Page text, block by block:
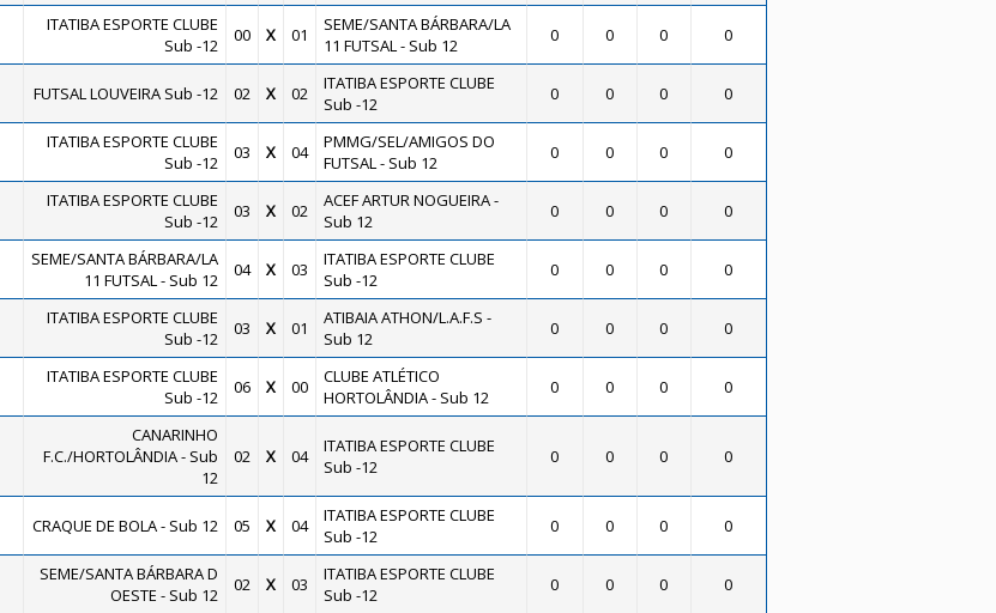
ITATIBA ESPORTE CLUBE
Sub -12
00 X 01
SEME/SANTA BÁRBARA/LA
11 FUTSAL - Sub 12
0 0 0 0
FUTSAL LOUVEIRA Sub -12 02 X 02
ITATIBA ESPORTE CLUBE
Sub -12
0 0 0 0
ITATIBA ESPORTE CLUBE
Sub -12
03 X 04
PMMG/SEL/AMIGOS DO
FUTSAL - Sub 12
0 0 0 0
ITATIBA ESPORTE CLUBE
Sub -12
03 X 02
ACEF ARTUR NOGUEIRA -
Sub 12
0 0 0 0
SEME/SANTA BÁRBARA/LA
11 FUTSAL - Sub 12
04 X 03
ITATIBA ESPORTE CLUBE
Sub -12
0 0 0 0
ITATIBA ESPORTE CLUBE
Sub -12
03 X 01
ATIBAIA ATHON/L.A.F.S -
Sub 12
0 0 0 0
ITATIBA ESPORTE CLUBE
Sub -12
06 X 00
CLUBE ATLÉTICO
HORTOLÂNDIA - Sub 12
0 0 0 0
CANARINHO
F.C./HORTOLÂNDIA - Sub
12
02 X 04
ITATIBA ESPORTE CLUBE
Sub -12
0 0 0 0
CRAQUE DE BOLA - Sub 12 05 X 04
ITATIBA ESPORTE CLUBE
Sub -12
0 0 0 0
SEME/SANTA BÁRBARA D
OESTE - Sub 12
02 X 03
ITATIBA ESPORTE CLUBE
Sub -12
0 0 0 0